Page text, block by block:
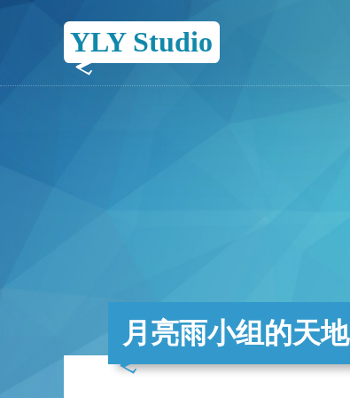
YLY Studio
月亮雨小组的天